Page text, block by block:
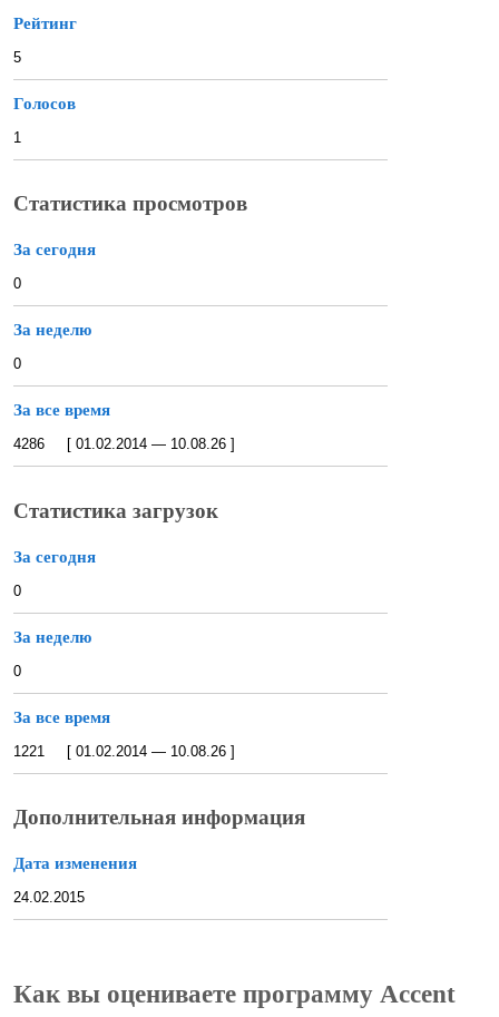
Рейтинг
5
Голосов
1
Статистика просмотров
За сегодня
0
За неделю
0
За все время
4286 [ 01.02.2014 — 10.08.26 ]
Статистика загрузок
За сегодня
0
За неделю
0
За все время
1221 [ 01.02.2014 — 10.08.26 ]
Дополнительная информация
Дата изменения
24.02.2015
Как вы оцениваете программу Accent